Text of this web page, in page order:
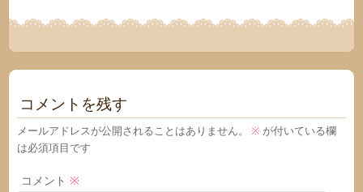
コメントを残す
メールアドレスが公開されることはありません。 ※ が付いている欄
は必須項目です
コメント ※